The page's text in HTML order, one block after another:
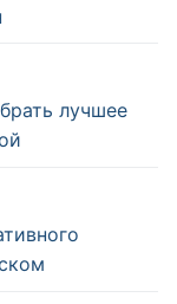
лучшее